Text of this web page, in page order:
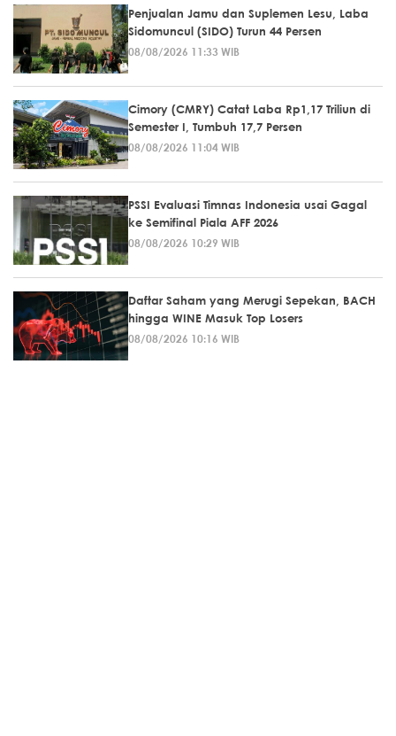
Penjualan Jamu dan Suplemen Lesu, Laba
Sidomuncul (SIDO) Turun 44 Persen
08/08/2026 11:33 WIB
Cimory (CMRY) Catat Laba Rp1,17 Triliun di
Semester I, Tumbuh 17,7 Persen
08/08/2026 11:04 WIB
PSSI Evaluasi Timnas Indonesia usai Gagal
ke Semifinal Piala AFF 2026
08/08/2026 10:29 WIB
Daftar Saham yang Merugi Sepekan, BACH
hingga WINE Masuk Top Losers
08/08/2026 10:16 WIB